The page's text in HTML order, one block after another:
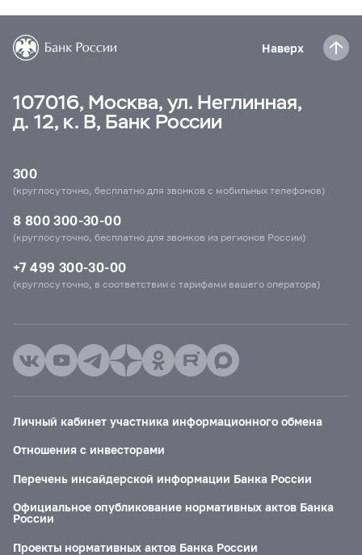
Наверх
107016, Москва, ул. Неглинная,
д. 12, к. В, Банк России
300
(круглосуточно, бесплатно для звонков с мобильных телефонов)
8 800 300-30-00
(круглосуточно, бесплатно для звонков из регионов России)
+7 499 300-30-00
(круглосуточно, в соответствии с тарифами вашего оператора)
Личный кабинет участника информационного обмена
Отношения с инвесторами
Перечень инсайдерской информации Банка России
Официальное опубликование нормативных актов Банка
России
Проекты нормативных актов Банка России